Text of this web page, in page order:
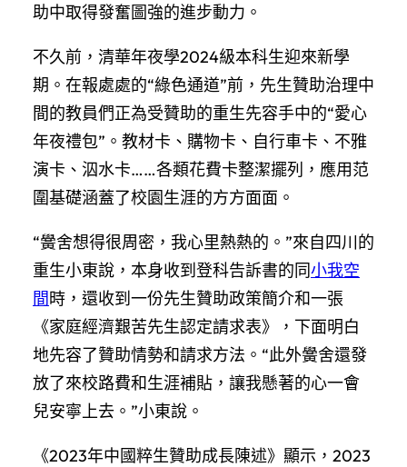
助中取得發奮圖強的進步動力。
不久前，清華年夜學2024級本科生迎來新學
期。在報處處的“綠色通道”前，先生贊助治理中
間的教員們正為受贊助的重生先容手中的“愛心
年夜禮包”。教材卡、購物卡、自行車卡、不雅
演卡、泅水卡……各類花費卡整潔擺列，應用范
圍基礎涵蓋了校園生涯的方方面面。
“黌舍想得很周密，我心里熱熱的。”來自四川的
重生小東說，本身收到登科告訴書的同小我空
間時，還收到一份先生贊助政策簡介和一張
《家庭經濟艱苦先生認定請求表》，下面明白
地先容了贊助情勢和請求方法。“此外黌舍還發
放了來校路費和生涯補貼，讓我懸著的心一會
兒安寧上去。”小東說。
《2023年中國粹生贊助成長陳述》顯示，2023